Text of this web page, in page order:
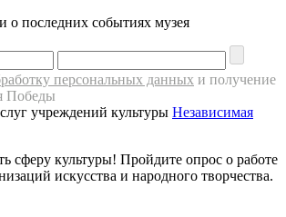
о последних событиях музея
персональных данных и получение
Победы
учреждений культуры Независимая
сферу культуры! Пройдите опрос о работе
искусства и народного творчества.